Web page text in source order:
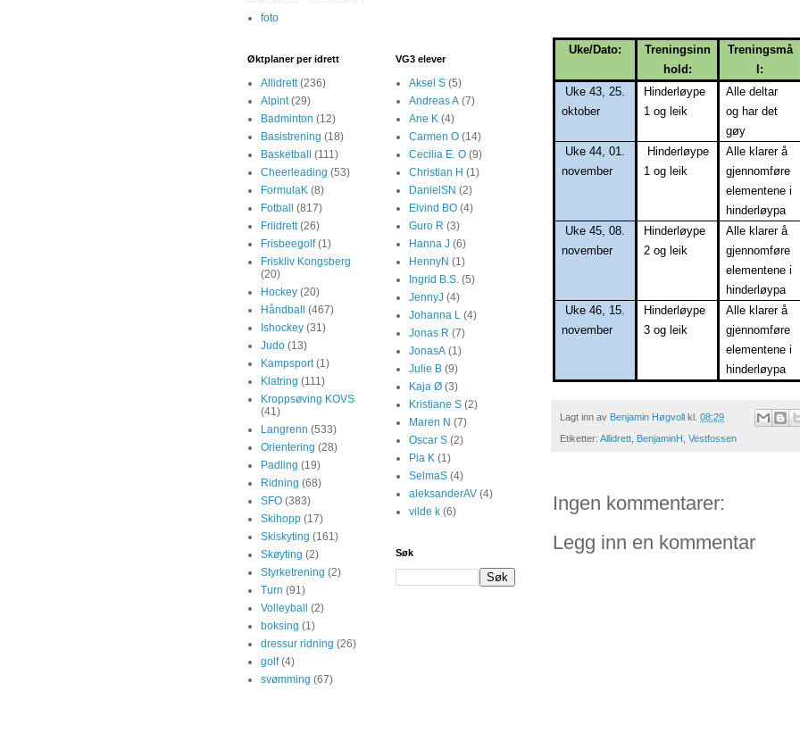
Uke/Dato:
Treningsinn
hold:
Treningsmå
l:
Uke 43, 25.
oktober
Hinderløype
1 og leik
Alle deltar
og har det
gøy
Uke 44, 01.
november
Hinderløype
1 og leik
Alle klarer å
gjennomføre
elementene i
hinderløypa
Uke 45, 08.
november
Hinderløype
2 og leik
Alle klarer å
gjennomføre
elementene i
hinderløypa
Uke 46, 15.
november
Hinderløype
3 og leik
Alle klarer å
gjennomføre
elementene i
hinderløypa
Lagt inn av Benjamin Høgvoll kl. 08:29
Etiketter: Allidrett BenjaminH Vestfossen
Ingen kommentarer:
Legg inn en kommentar
foto
Øktplaner per idrett
Allidrett (236)
Alpint (29)
Badminton (12)
Basistrening (18)
Basketball
(111)
Cheerleading (53)
FormulaK (8)
Fotball
(817)
Friidrett (26)
Frisbeegolf (1)
Friskliv Kongsberg
(20)
Hockey (20)
Håndball
(467)
Ishockey (31)
Judo (13)
Kampsport (1)
Klatring (111)
Kroppsøving KOVS
(41)
Langrenn (533)
Orientering (28)
Padling (19)
Ridning (68)
SFO (383)
Skihopp (17)
Skiskyting (161)
Skøyting (2)
Styrketrening (2)
Turn (91)
Volleyball
(2)
boksing (1)
dressur ridning (26)
golf (4)
svømming (67)
VG3 elever
Aksel S (5)
Andreas A (7)
Ane K (4)
Carmen O (14)
Cecilia E. O (9)
Christian H (1)
DanielSN (2)
Eivind BO (4)
Guro R (3)
Hanna J (6)
HennyN (1)
Ingrid B.S. (5)
JennyJ (4)
Johanna L (4)
Jonas R (7)
JonasA (1)
Julie B (9)
Kaja Ø (3)
Kristiane S (2)
Maren N (7)
Oscar S (2)
Pia K (1)
SelmaS (4)
aleksanderAV (4)
vilde k (6)
Søk